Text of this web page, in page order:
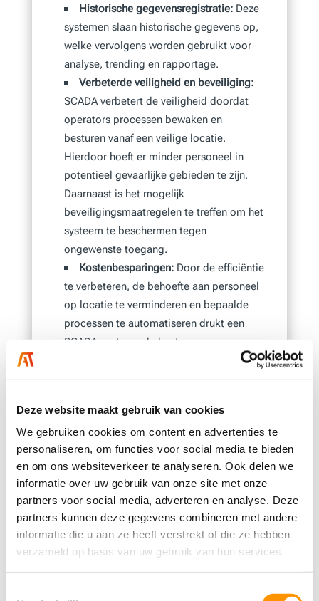
Deze website maakt gebruik van cookies
We gebruiken cookies om content en advertenties te
personaliseren, om functies voor social media te bieden
en om ons websiteverkeer te analyseren. Ook delen we
informatie over uw gebruik van onze site met onze
partners voor social media, adverteren en analyse. Deze
partners kunnen deze gegevens combineren met andere
informatie die u aan ze heeft verstrekt of die ze hebben
verzameld op basis van uw gebruik van hun services.
Historische gegevensregistratie:Deze
systemen slaan historische gegevens op,
welke vervolgens worden gebruikt voor
analyse, trending en rapportage.
Verbeterde veiligheid en beveiliging:
SCADA verbetert de veiligheid doordat
operators processen bewaken en
besturen vanaf een veilige locatie.
Hierdoor hoeft er minder personeel in
potentieel gevaarlijke gebieden te zijn.
Daarnaast is het mogelijk
beveiligingsmaatregelen te treffen om het
systeem te beschermen tegen
ongewenste toegang.
Kostenbesparingen:Door de efficiëntie
te verbeteren, de behoefte aan personeel
op locatie te verminderen en bepaalde
processen te automatiseren drukt een
SCADA-systeem de kosten.
moeten we de problemen begrijpen die
industriële organisaties proberen op te
lossen. Voordat SCADA in het midden van
de 20e eeuw werd geïntroduceerd,
vertrouwden veel productievestigingen,
industriële fabrieken en afgelegen locaties
op personeel om apparatuur handmatig te